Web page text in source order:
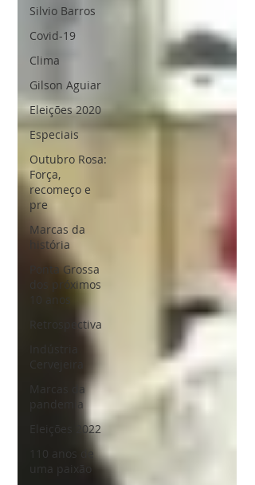
Silvio Barros
Covid-19
Clima
Gilson Aguiar
Eleições 2020
Especiais
Outubro Rosa:
Força,
recomeço e
pre
Marcas da
história
Ponta Grossa
dos próximos
10 anos
Retrospectiva
Indústria
Cervejeira
Marcas da
pandemia
Eleições 2022
110 anos de
uma paixão